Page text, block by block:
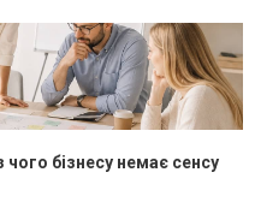
бізнесу немає сенсу